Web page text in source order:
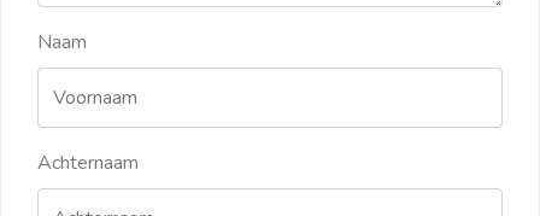
Naam
Achternaam